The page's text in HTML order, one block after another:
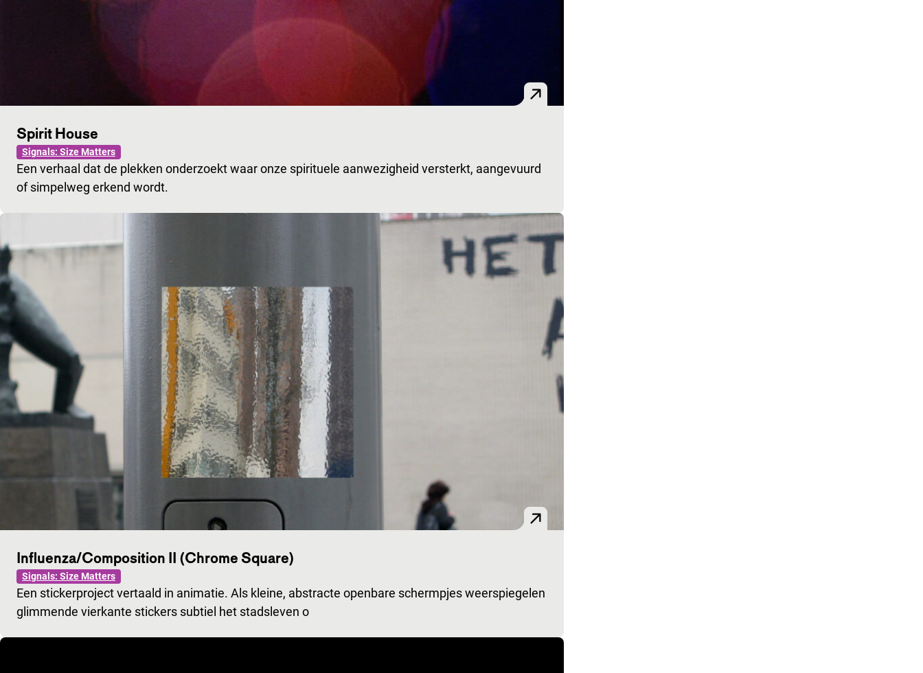
Spirit House
Signals: Size Matters
Een verhaal dat de plekken onderzoekt waar onze spirituele aanwezigheid versterkt, aangevuurd
of simpelweg erkend wordt.
Influenza/Composition II (Chrome Square)
Signals: Size Matters
Een stickerproject vertaald in animatie. Als kleine, abstracte openbare schermpjes weerspiegelen
glimmende vierkante stickers subtiel het stadsleven o